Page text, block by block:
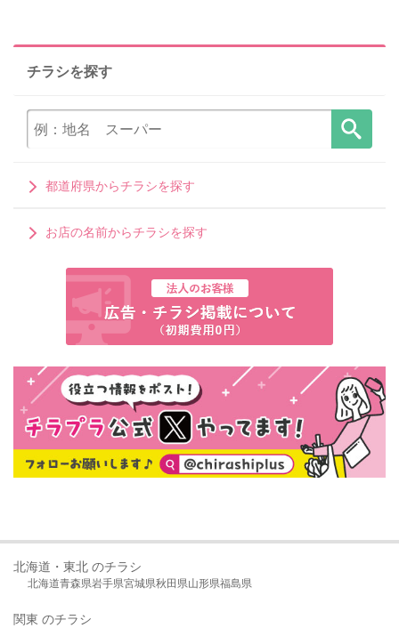
チラシを探す
都道府県からチラシを探す
お店の名前からチラシを探す
北海道・東北 のチラシ
北海道青森県岩手県宮城県秋田県山形県福島県
関東 のチラシ